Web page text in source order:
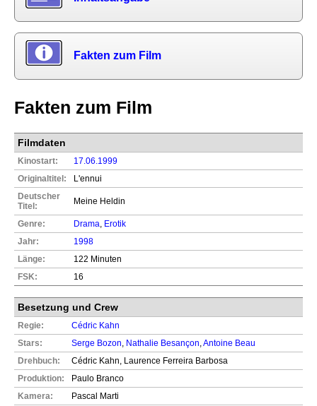
Fakten zum Film
Fakten zum Film
Filmdaten
Kinostart:
17.06.1999
Originaltitel:
L'ennui
Deutscher
Titel:
Meine Heldin
Genre: Drama Erotik
Jahr:
1998
Länge:
122 Minuten
FSK:
16
Besetzung und Crew
Regie:
Cédric Kahn
Stars:
Serge Bozon Nathalie Besançon Antoine Beau
Drehbuch:
Cédric Kahn, Laurence Ferreira Barbosa
Produktion:
Paulo Branco
Kamera:
Pascal Marti